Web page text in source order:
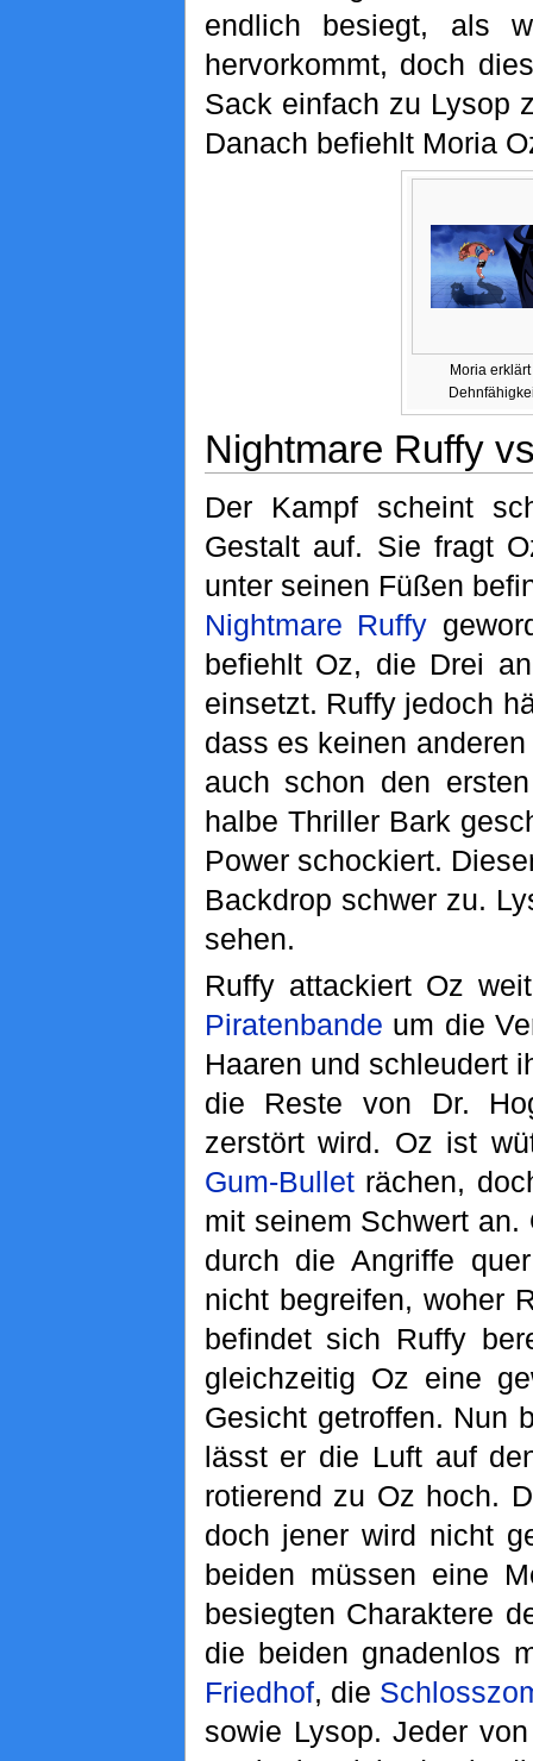
endlich besiegt, als
hervorkommt, doch
Sack einfach zu Lysop
Danach befiehlt Moria
Moria erklärt
Nightmare Ruffy
Der Kampf scheint
Gestalt auf. Sie fragt
unter seinen Füßen
Nightmare Ruffy
befiehlt Oz, die Drei
einsetzt. Ruffy jedoch
dass es keinen
auch schon den
halbe Thriller Bark
Power schockiert.
Backdrop schwer zu.
sehen.
Ruffy attackiert Oz
Piratenbande um die
Haaren und schleudert
die Reste von Dr.
zerstört wird. Oz ist
Gum-Bulleträchen,
mit seinem Schwert
durch die Angriffe
nicht begreifen, woher
befindet sich Ruffy
gleichzeitig Oz eine
Gesicht getroffen. Nun
lässt er die Luft auf
rotierend zu Oz hoch.
doch jener wird nicht
beiden müssen eine
besiegten Charaktere
die beiden gnadenlos
Friedhof, die
sowie Lysop. Jeder